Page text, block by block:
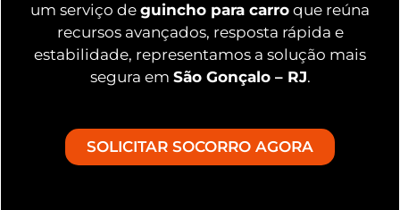
um serviço de guincho para carro que reúna
recursos avançados, resposta rápida e
estabilidade, representamos a solução mais
segura em São Gonçalo – RJ.
SOLICITAR SOCORRO AGORA